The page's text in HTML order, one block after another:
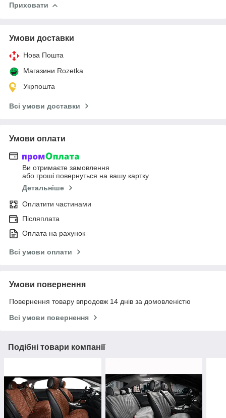
Приховати
Умови доставки
Нова Пошта
Магазини Rozetka
Укрпошта
Всі умови доставки
Умови оплати
Ви отримаєте замовлення
або гроші повернуться на вашу картку
Детальніше
Оплатити частинами
Післяплата
Оплата на рахунок
Всі умови оплати
Умови повернення
Повернення товару впродовж 14 днів за домовленістю
Всі умови повернення
Подібні товари компанії